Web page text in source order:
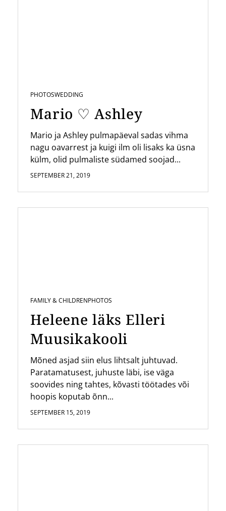
PHOTOSWEDDING
Mario ♡ Ashley
Mario ja Ashley pulmapäeval sadas vihma
nagu oavarrest ja kuigi ilm oli lisaks ka üsna
külm, olid pulmaliste südamed soojad...
SEPTEMBER 21, 2019
FAMILY & CHILDRENPHOTOS
Heleene läks Elleri
Muusikakooli
Mõned asjad siin elus lihtsalt juhtuvad.
Paratamatusest, juhuste läbi, ise väga
soovides ning tahtes, kõvasti töötades või
hoopis koputab õnn...
SEPTEMBER 15, 2019